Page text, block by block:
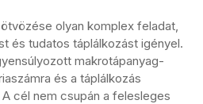
olyan komplex feladat,
és tudatos táplálkozást igényel.
makrotápanyag-
és a táplálkozás
cél nem csupán a felesleges